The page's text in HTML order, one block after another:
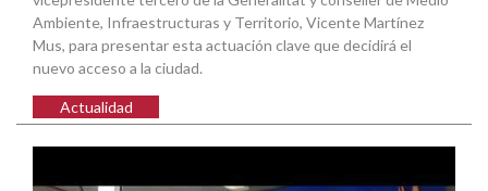
Ambiente, Infraestructuras y Territorio, Vicente Martínez
Mus, para presentar esta actuación clave que decidirá el
nuevo acceso a la ciudad.
Actualidad